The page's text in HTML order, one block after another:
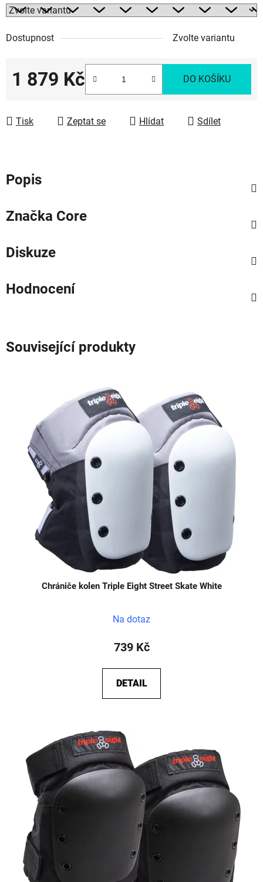
Dostupnost Zvolte variantu
1 879 Kč DO KOŠÍKU
Tisk Zeptat se Hlídat Sdílet
Popis
Značka Core
Diskuze
Hodnocení
Související produkty
Chrániče kolen Triple Eight Street Skate White
Na dotaz
739 Kč
DETAIL